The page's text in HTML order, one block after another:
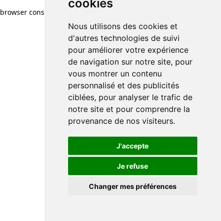
cookies
Nous utilisons des cookies et
d'autres technologies de suivi
pour améliorer votre expérience
de navigation sur notre site, pour
vous montrer un contenu
personnalisé et des publicités
ciblées, pour analyser le trafic de
notre site et pour comprendre la
provenance de nos visiteurs.
J'accepte
Je refuse
Changer mes préférences
browser console for more information)